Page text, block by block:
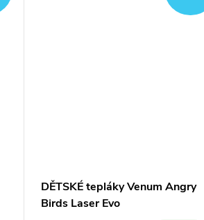
DĚTSKÉ tepláky Venum Angry
Birds Laser Evo